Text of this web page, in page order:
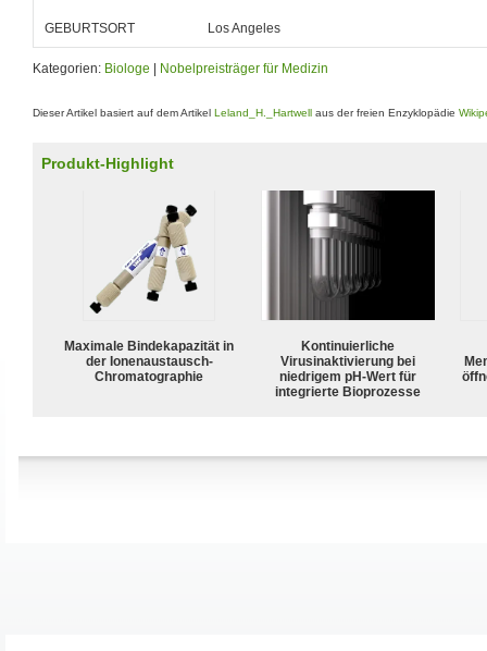
GEBURTSORT Los Angeles
Kategorien: Biologe Nobelpreisträger für Medizin
Dieser Artikel basiert auf dem Artikel Leland_H._Hartwell aus der freien Enzyklopädie
Produkt-Highlight
Maximale Bindekapazität in
der Ionenaustausch-
Chromatographie
Kontinuierliche
Virusinaktivierung bei
niedrigem pH-Wert für
integrierte Bioprozesse